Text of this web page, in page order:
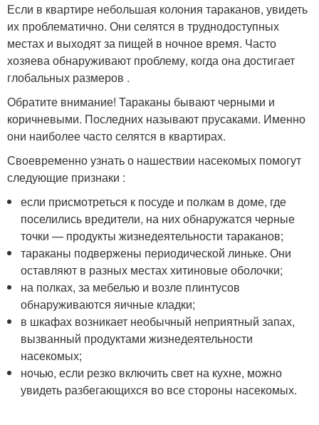
Если в квартире небольшая колония тараканов, увидеть
их проблематично. Они селятся в труднодоступных
местах и выходят за пищей в ночное время. Часто
хозяева обнаруживают проблему, когда она достигает
глобальных размеров .
Обратите внимание! Тараканы бывают черными и
коричневыми. Последних называют прусаками. Именно
они наиболее часто селятся в квартирах.
Своевременно узнать о нашествии насекомых помогут
следующие признаки :
если присмотреться к посуде и полкам в доме, где
поселились вредители, на них обнаружатся черные
точки — продукты жизнедеятельности тараканов;
тараканы подвержены периодической линьке. Они
оставляют в разных местах хитиновые оболочки;
на полках, за мебелью и возле плинтусов
обнаруживаются яичные кладки;
в шкафах возникает необычный неприятный запах,
вызванный продуктами жизнедеятельности
насекомых;
ночью, если резко включить свет на кухне, можно
увидеть разбегающихся во все стороны насекомых.